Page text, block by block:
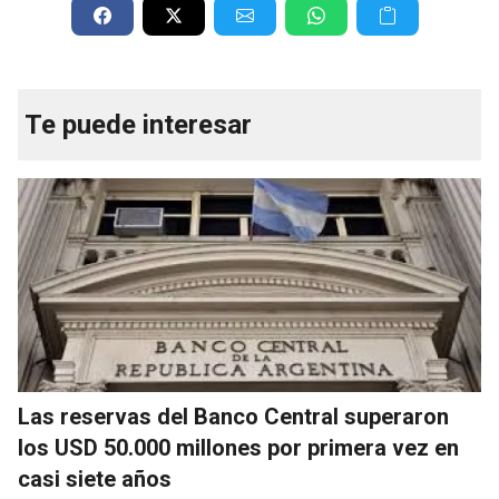
Te puede interesar
Las reservas del Banco Central superaron
los USD 50.000 millones por primera vez en
casi siete años